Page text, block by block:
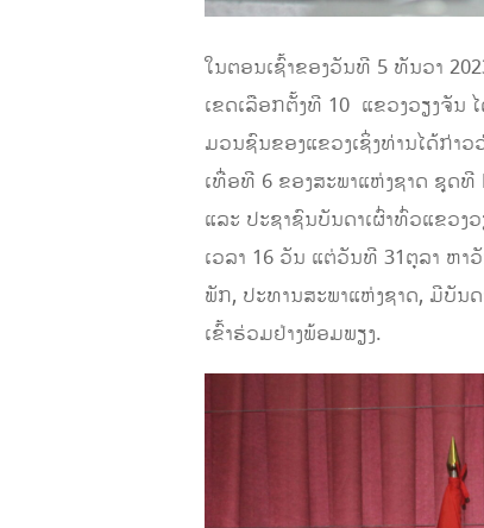
ໃນຕອນເຊົ້າຂອງວັນທີ 5 ທັນວາ
ເຂດເລືອກຕັ້ງທີ 10 ແຂວງວຽງຈັນ
ມວນຊົນຂອງແຂວງເຊິ່ງທ່ານໄດ້ກ່າ
ເທື່ອທີ 6 ຂອງສະພາແຫ່ງຊາດ ຊຸດ
ແລະ ປະຊາຊົນບັນດາເຜົ່າທົ່ວແຂວງ
ເວລາ 16 ວັນ ແຕ່ວັນທີ 31ຕຸລາ ຫ
ພັກ, ປະທານສະພາແຫ່ງຊາດ, ມີບັນ
ເຂົ້າຮ່ວມຢ່າງພ້ອມພຽງ.